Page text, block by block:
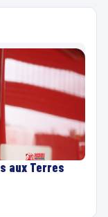
aux Terres